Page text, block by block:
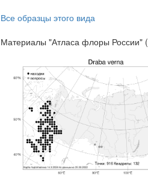
Все образцы этого вида
Материалы "Атласа флоры России" (